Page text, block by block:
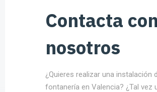
Contacta con
nosotros
¿Quieres realizar una instalación
fontanería en Valencia? ¿Tal vez